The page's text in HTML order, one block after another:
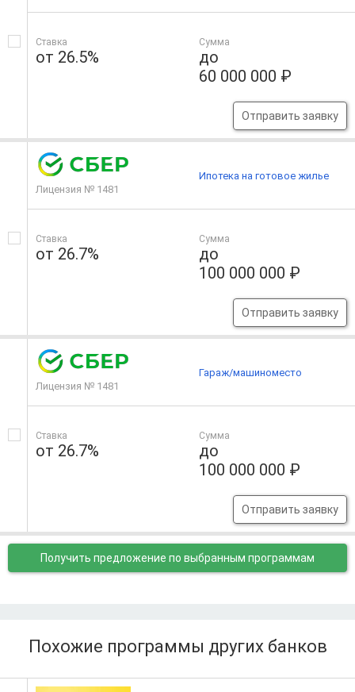
Ставка
от 26.5%
Сумма
до
60 000 000 ₽
Отправить заявку
Лицензия № 1481
Ставка
от 26.7%
Сумма
до
100 000 000 ₽
Отправить заявку
Ипотека на готовое жилье
Лицензия № 1481
Ставка
от 26.7%
Сумма
до
100 000 000 ₽
Отправить заявку
Гараж/машиноместо
Получить предложение по выбранным программам
Похожие программы других банков